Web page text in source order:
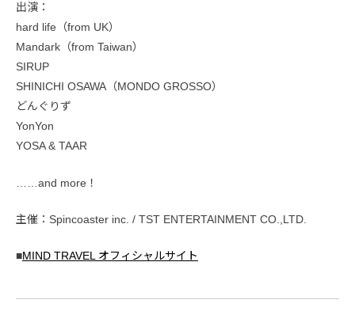
出演：
hard life（from UK）
Mandark（from Taiwan）
SIRUP
SHINICHI OSAWA（MONDO GROSSO）
どんぐりず
YonYon
YOSA & TAAR
……and more！
主催：Spincoaster inc. / TST ENTERTAINMENT CO.,LTD.
■MIND TRAVEL オフィシャルサイト